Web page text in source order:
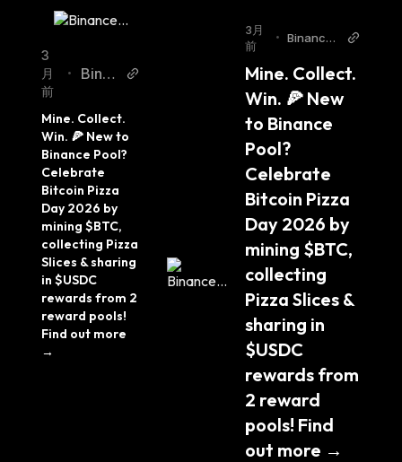
3
月
前
•
Binan
witter
Mine. Collect.
Win. 🍕 New to
Binance Pool?
Celebrate
Bitcoin Pizza
Day 2026 by
mining $BTC,
collecting Pizza
Slices & sharing
in $USDC
rewards from 2
reward pools!
Find out more
→
3月
前
• Binance
Mine. Collect.
Win. 🍕 New
to Binance
Pool?
Celebrate
Bitcoin Pizza
Day 2026 by
mining $BTC,
collecting
Pizza Slices &
sharing in
$USDC
rewards from
2 reward
pools! Find
out more →